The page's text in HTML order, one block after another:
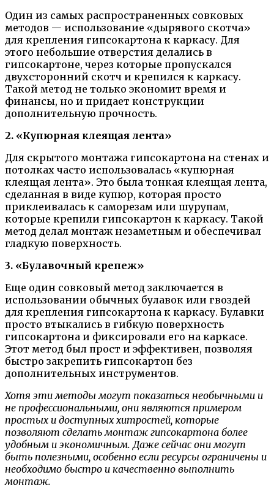
Один из самых распространенных совковых
методов — использование «дырявого скотча»
для крепления гипсокартона к каркасу. Для
этого небольшие отверстия делались в
гипсокартоне, через которые пропускался
двухсторонний скотч и крепился к каркасу.
Такой метод не только экономит время и
финансы, но и придает конструкции
дополнительную прочность.
2. «Купюрная клеящая лента»
Для скрытого монтажа гипсокартона на стенах и
потолках часто использовалась «купюрная
клеящая лента». Это была тонкая клеящая лента,
сделанная в виде купюр, которая просто
приклеивалась к саморезам или шурупам,
которые крепили гипсокартон к каркасу. Такой
метод делал монтаж незаметным и обеспечивал
гладкую поверхность.
3. «Булавочный крепеж»
Еще один совковый метод заключается в
использовании обычных булавок или гвоздей
для крепления гипсокартона к каркасу. Булавки
просто втыкались в гибкую поверхность
гипсокартона и фиксировали его на каркасе.
Этот метод был прост и эффективен, позволяя
быстро закрепить гипсокартон без
дополнительных инструментов.
Хотя эти методы могут показаться необычными и
не профессиональными, они являются примером
простых и доступных хитростей, которые
позволяют сделать монтаж гипсокартона более
удобным и экономичным. Даже сейчас они могут
быть полезными, особенно если ресурсы ограничены и
необходимо быстро и качественно выполнить
монтаж.